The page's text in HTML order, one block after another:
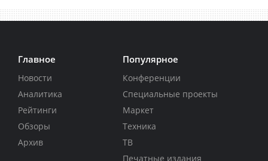
Главное
Новости
Аналитика
Рейтинги
Обзоры
Архив
Популярное
Конференции
Специальные проекты
Маркет
Техника
ТВ
Печатные издания